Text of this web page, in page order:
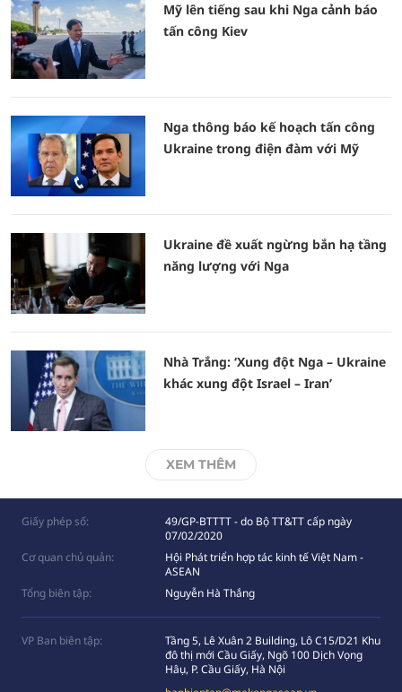
Mỹ lên tiếng sau khi Nga cảnh báo
tấn công Kiev
Nga thông báo kế hoạch tấn công
Ukraine trong điện đàm với Mỹ
Ukraine đề xuất ngừng bắn hạ tầng
năng lượng với Nga
Nhà Trắng: ‘Xung đột Nga – Ukraine
khác xung đột Israel – Iran’
XEM THÊM
Giấy phép số:
49/GP-BTTTT - do Bộ TT&TT cấp ngày
07/02/2020
Cơ quan chủ quản:
Hội Phát triển hợp tác kinh tế Việt Nam -
ASEAN
Tổng biên tập:
Nguyễn Hà Thắng
VP Ban biên tập:
Tầng 5, Lê Xuân 2 Building, Lô C15/D21 Khu
đô thị mới Cầu Giấy, Ngõ 100 Dịch Vọng
Hâụ, P. Cầu Giấy, Hà Nội